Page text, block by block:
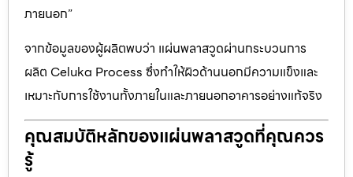
ภายนอก”
จากข้อมูลของผู้ผลิตพบว่า แผ่นพลาสวูดผ่านกระบวนการ
ผลิต Celuka Process ซึ่งทำให้ผิวด้านนอกมีความแข็งและ
เหมาะกับการใช้งานทั้งภายในและภายนอกอาคารอย่างแท้จริง
คุณสมบัติหลักของแผ่นพลาสวูดที่คุณควร
รู้